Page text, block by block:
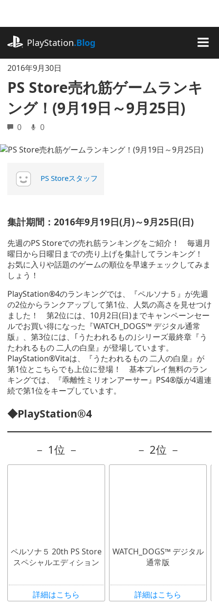
に
キ
ッ
プ
PlayStation.Blog
2016年9月30日
PS Store売れ筋ゲームランキ
ング！(9月19日～9月25日)
0 0
PS Storeスタッフ
集計期間：2016年9月19日(月)～9月25日(日)
先週のPS Storeでの売れ筋ランキングをご紹介！ 毎週月
曜日から日曜日までの売り上げを集計してランキング！
お気に入りや話題のゲームの順位を早速チェックしてみま
しょう！
PlayStation®4のランキングでは、『ペルソナ５』が先週
の2位からランクアップして第1位、人気の高さを見せつけ
ました！ 第2位には、10月2日(日)までキャンペーンセー
ルでお買い得になった『WATCH_DOGS™ デジタル通常
版』、第3位には、｢うたわれるもの｣シリーズ最終章『う
たわれるもの 二人の白皇』が登場しています。
PlayStation®Vitaは、『うたわれるもの 二人の白皇』が
第1位とこちらでも上位に登場！ 基本プレイ無料のラン
キングでは、『乖離性ミリオンアーサー』PS4®版が4週連
続で第1位をキープしています。
◆PlayStation®4
－ 1位 －
ペルソナ５ 20th PS Store
スペシャルエディション
詳細はこちら
－ 2位 －
WATCH_DOGS™ デジタル
通常版
詳細はこちら